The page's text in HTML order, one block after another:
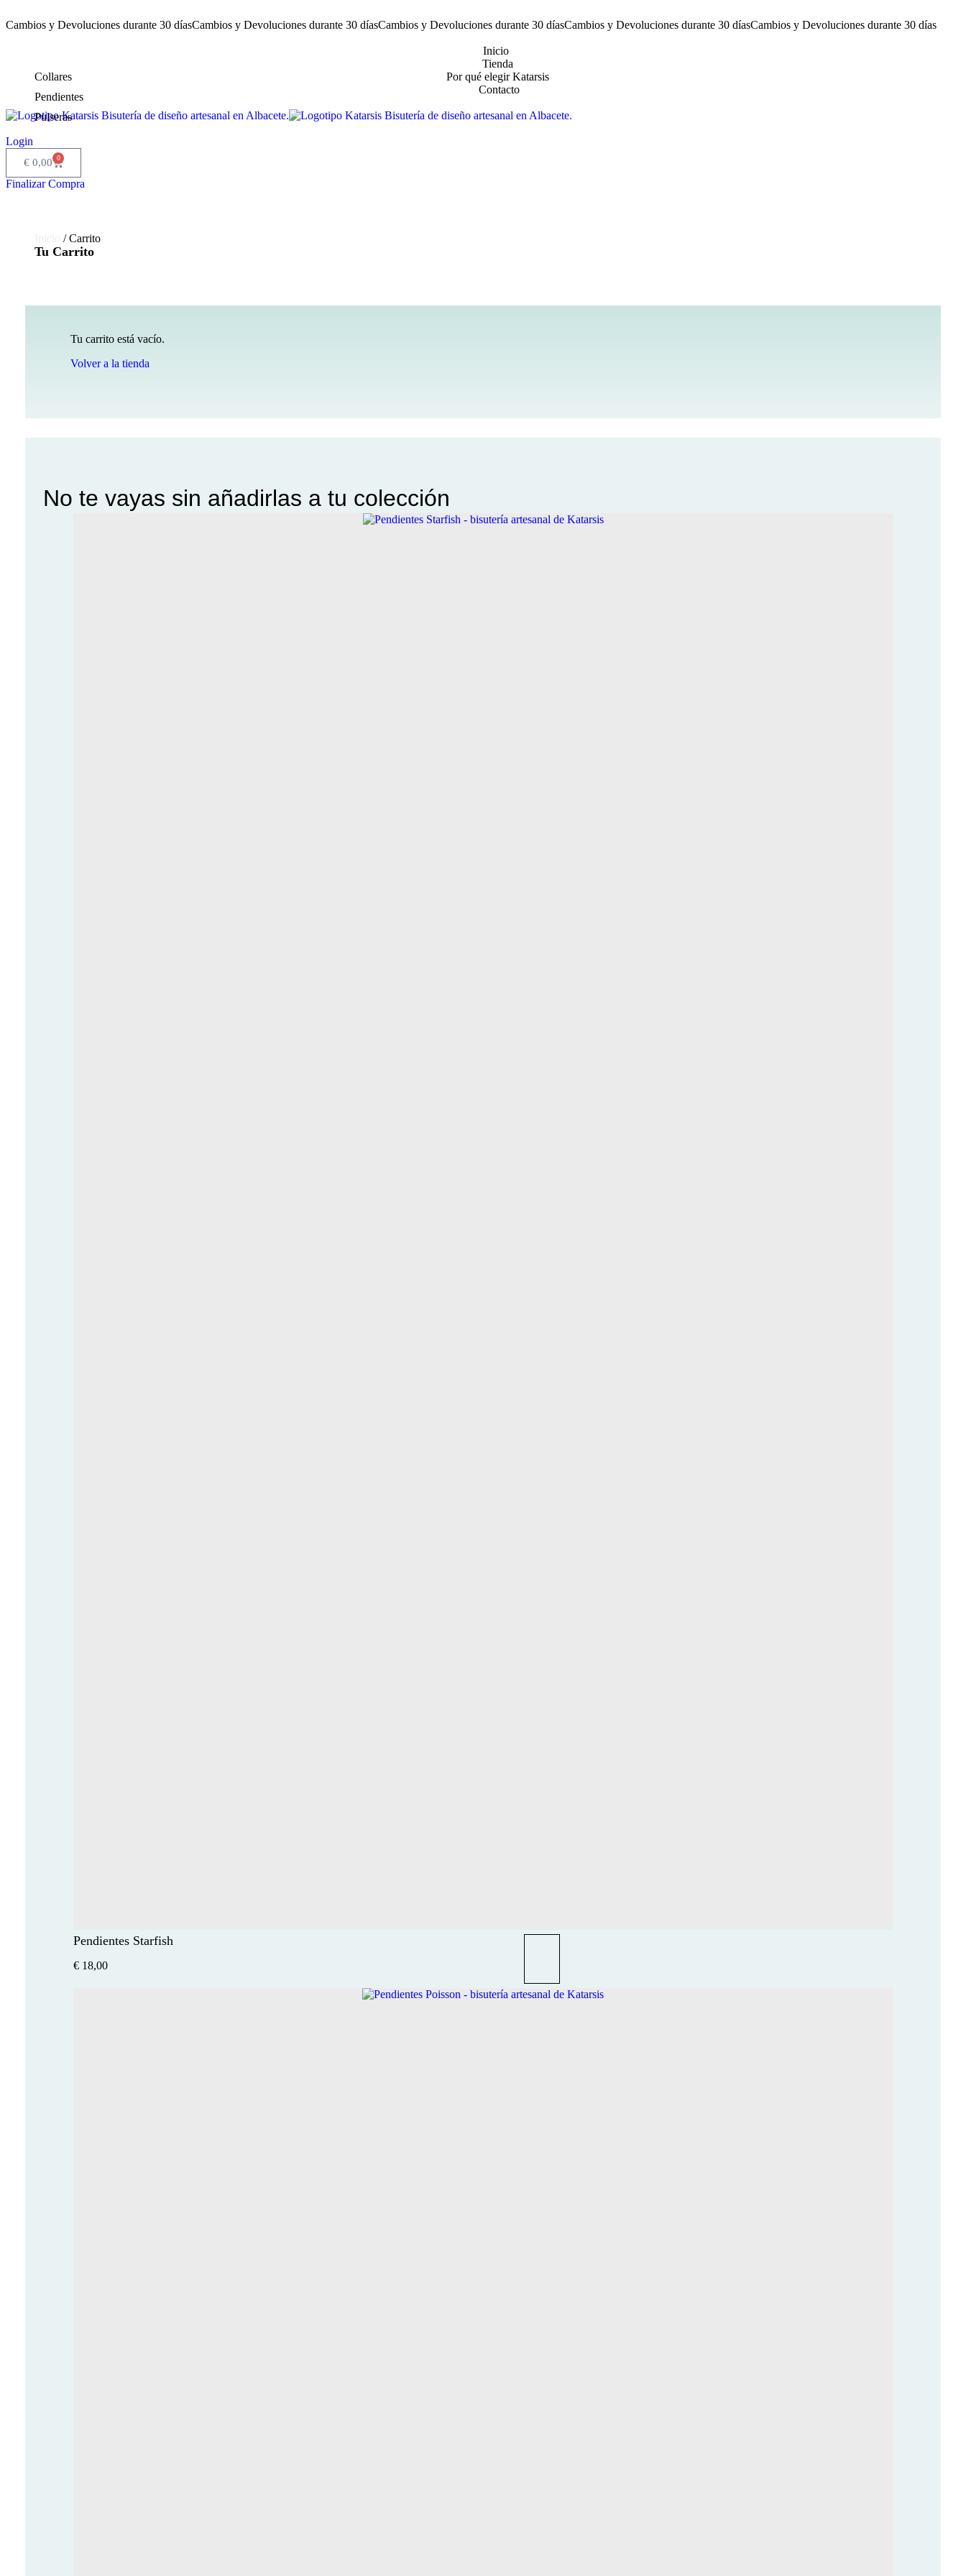
Cambios y Devoluciones durante 30 díasCambios y Devoluciones durante 30 díasCambios y Devoluciones durante 30 díasCambios y Devoluciones durante 30 díasCambios y Devoluciones durante 30 días
Inicio
Tienda
Collares
Pendientes
Pulseras
Por qué elegir Katarsis
Contacto
Login
€ 0,00 0
Finalizar Compra
/ Carrito
Tu Carrito
Tu carrito está vacío.
Volver a la tienda
No te vayas sin añadirlas a tu colección
Pendientes Starfish
€ 18,00